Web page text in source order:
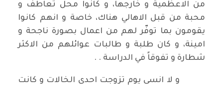
من الاعظمية و خارجها، و كانوا محل تعاطف و
محبة من قبل الاهالي هناك، خاصة و انهم كانوا
يقومون بما توفّر لهم من اعمال بصورة ناجحة و
امينة، و كان طلبة و طالبات عوائلهم من الاكثر
شطارة و تفوقاً في الدراسة . .
و لا انسى يوم تزوجت احدى الخالات و كانت